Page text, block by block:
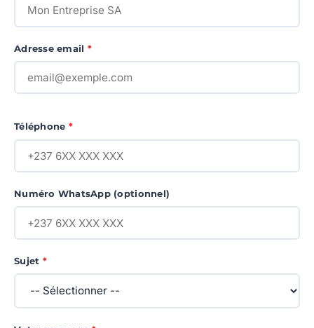
Adresse email *
Téléphone *
Numéro WhatsApp (optionnel)
Sujet *